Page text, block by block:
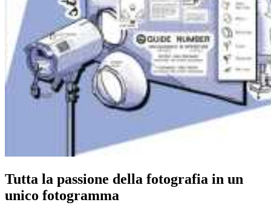
Tutta la passione della fotografia in un
unico fotogramma